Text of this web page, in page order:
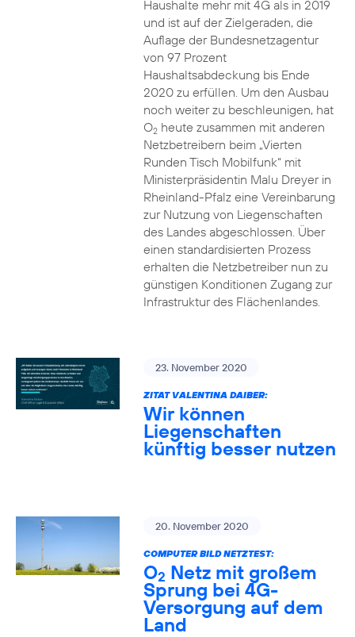
Haushalte mehr mit 4G als in 2019
und ist auf der Zielgeraden, die
Auflage der Bundesnetzagentur
von 97 Prozent
Haushaltsabdeckung bis Ende
2020 zu erfüllen. Um den Ausbau
noch weiter zu beschleunigen, hat
O2heute zusammen mit anderen
Netzbetreibern beim „Vierten
Runden Tisch Mobilfunk“ mit
Ministerpräsidentin Malu Dreyer in
Rheinland-Pfalz eine Vereinbarung
zur Nutzung von Liegenschaften
des Landes abgeschlossen. Über
einen standardisierten Prozess
erhalten die Netzbetreiber nun zu
günstigen Konditionen Zugang zur
Infrastruktur des Flächenlandes.
23. November 2020
ZITAT VALENTINA DAIBER:
Wir können
Liegenschaften
künftig besser nutzen
20. November 2020
COMPUTER BILD NETZTEST:
O2 Netz mit großem
Sprung bei 4G-
Versorgung auf dem
Land